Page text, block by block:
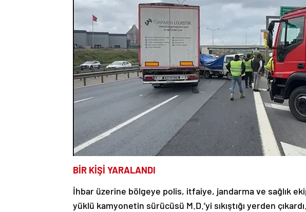
BİR KİŞİ YARALANDI
İhbar üzerine bölgeye polis, itfaiye, jandarma ve sağlık
yüklü kamyonetin sürücüsü M.D.’yi sıkıştığı yerden